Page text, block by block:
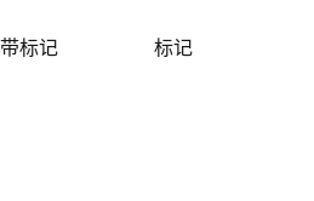
带标记 标记